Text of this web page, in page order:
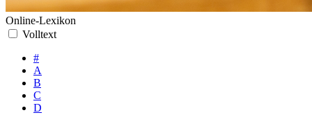
Online-Lexikon
Volltext
#
A
B
C
D